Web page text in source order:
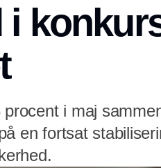
i
i maj
en fortsat